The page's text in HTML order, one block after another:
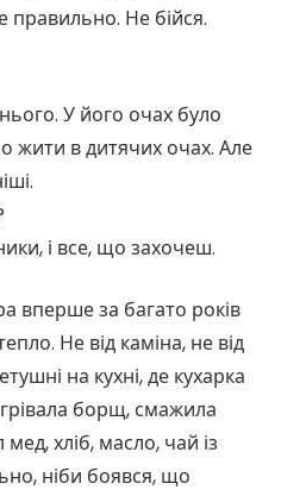
Не бійся.
У його очах було
жити в дитячих очах. Але
і все, що захочеш.
вперше за багато років
Не від каміна, не від
на кухні, де кухарка
борщ, смажила
мед, хліб, масло, чай із
ніби боявся, що